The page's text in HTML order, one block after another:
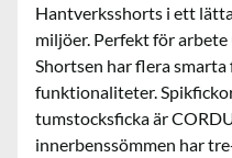
Hantverksshorts i ett
miljöer. Perfekt för
Shortsen har flera
funktionaliteter.
tumstocksficka är
innerbenssömmen har